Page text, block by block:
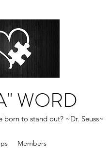
WORD
born to stand out? ~Dr. Seuss~
Members